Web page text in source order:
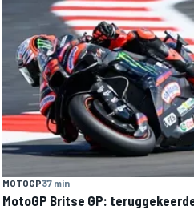
MOTOGP37 min
MotoGP Britse GP: